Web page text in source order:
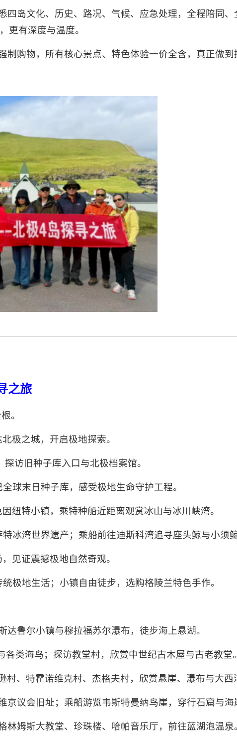
四岛文化、历史、路况、气候、应急处理，全程陪同
更有深度与温度。
制购物，所有核心景点、特色体验一价全含，真正做
之旅
。
极之城，开启极地探索。
访旧种子库入口与北极档案馆。
球末日种子库，感受极地生命守护工程。
纽特小镇，乘特种船近距离观赏冰山与冰川峡湾。
冰湾世界遗产；乘船前往迪斯科湾追寻座头鲸与小须鲸
见证震撼极地自然奇观。
极地生活；小镇自由徒步，选购格陵兰特色手作。
鲁尔小镇与穆拉福苏尔瀑布，徒步海上悬湖。
类海鸟；探访教堂村，欣赏中世纪古木屋与古老教堂。
、特霍诺维克村、杰格夫村，欣赏悬崖、瀑布与大西
议会旧址；乘船游览韦斯特曼纳鸟崖，穿行石窟与海
姆斯大教堂、珍珠楼、哈帕音乐厅，前往蓝湖泡温泉